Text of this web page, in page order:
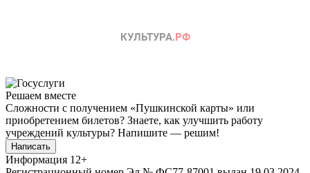
Решаем вместе
Сложности с получением «Пушкинской карты» или
приобретением билетов? Знаете, как улучшить работу
учреждений культуры? Напишите — решим!
Написать
Информация 12+